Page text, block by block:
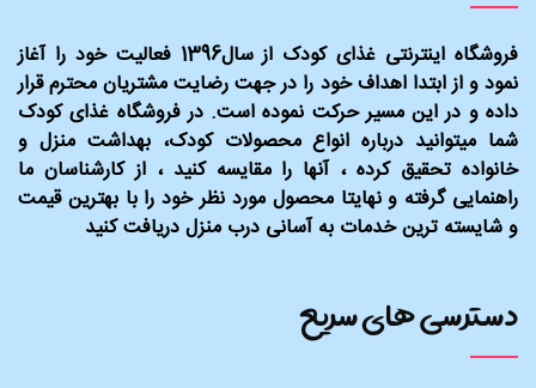
دسترسی های سریع
فروشگاه اینترنتی غذای کودک از سال1396 فعالیت خود را آغاز
نمود و از ابتدا اهداف خود را در جهت رضایت مشتریان محترم قرار
داده و در این مسیر حرکت نموده است. در فروشگاه غذای کودک
شما میتوانید درباره انواع محصولات کودک، بهداشت منزل و
خانواده تحقیق کرده ، آنها را مقایسه کنید ، از کارشناسان ما
راهنمایی گرفته و نهایتا محصول مورد نظر خود را با بهترین قیمت
و شایسته ترین خدمات به آسانی درب منزل دریافت کنید